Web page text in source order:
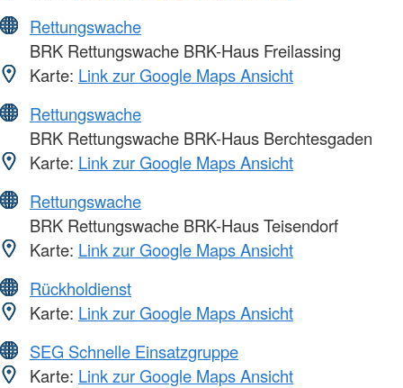
Rettungswache
BRK Rettungswache BRK-Haus Freilassing
Karte: Link zur Google Maps Ansicht
Rettungswache
BRK Rettungswache BRK-Haus Berchtesgaden
Karte: Link zur Google Maps Ansicht
Rettungswache
BRK Rettungswache BRK-Haus Teisendorf
Karte: Link zur Google Maps Ansicht
Rückholdienst
Karte: Link zur Google Maps Ansicht
SEG Schnelle Einsatzgruppe
Karte: Link zur Google Maps Ansicht